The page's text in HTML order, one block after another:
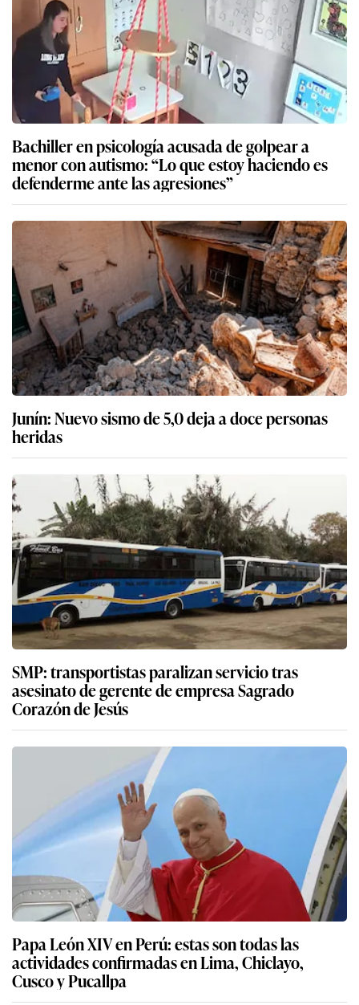
Bachiller en psicología acusada de golpear a
menor con autismo: “Lo que estoy haciendo es
defenderme ante las agresiones”
Junín: Nuevo sismo de 5,0 deja a doce personas
heridas
SMP: transportistas paralizan servicio tras
asesinato de gerente de empresa Sagrado
Corazón de Jesús
Papa León XIV en Perú: estas son todas las
actividades confirmadas en Lima, Chiclayo,
Cusco y Pucallpa